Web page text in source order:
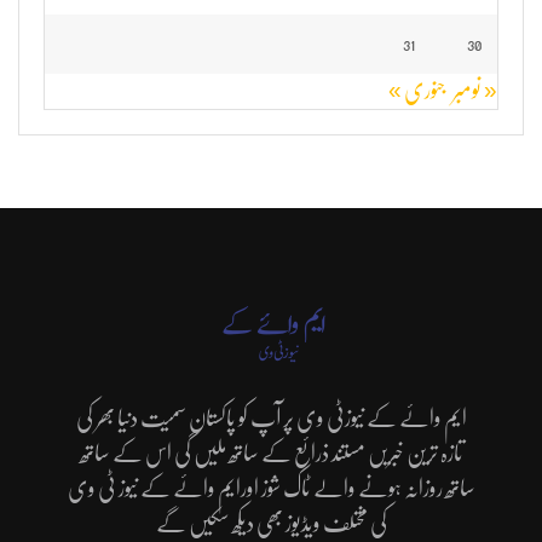
30
31
« نومبر جنوری »
ایم وائے کے نیوزٹی وی پر آپ کو پاکستان سمیت دنیا بھر کی
تازہ ترین خبریں مستند ذرائع کے ساتھ ملیں گی اس کے ساتھ
ساتھ روزانہ ہونے والے ٹاک شوز اورایم وائے کے نیوز ٹی وی
کی مختلف ویڈیوز بھی دیکھ سکیں گے